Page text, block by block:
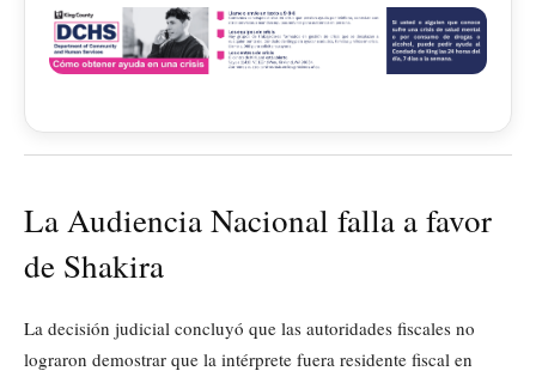
La Audiencia Nacional falla a favor
de Shakira
La decisión judicial concluyó que las autoridades fiscales no
lograron demostrar que la intérprete fuera residente fiscal en